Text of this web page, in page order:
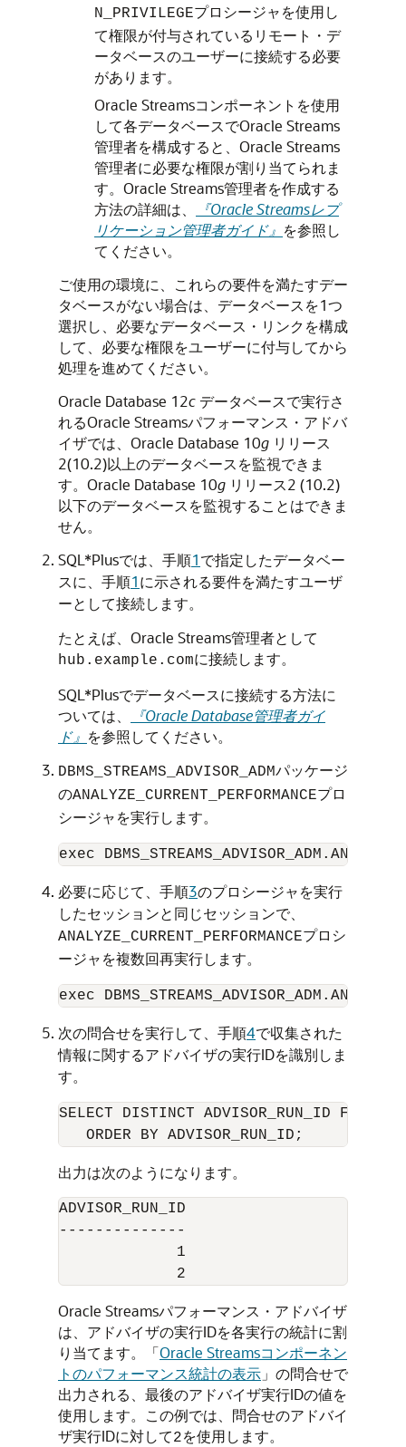
N_PRIVILEGEプロシージャを使用し
て権限が付与されているリモート・デ
ータベースのユーザーに接続する必要
があります。
Oracle Streamsコンポーネントを使用
して各データベースでOracle Streams
管理者を構成すると、Oracle Streams
管理者に必要な権限が割り当てられま
す。Oracle Streams管理者を作成する
方法の詳細は、
『Oracle Streamsレプ
リケーション管理者ガイド』 を参照し
てください。
ご使用の環境に、これらの要件を満たすデー
タベースがない場合は、データベースを1つ
選択し、必要なデータベース・リンクを構成
して、必要な権限をユーザーに付与してから
処理を進めてください。
Oracle Database 12c データベースで実行さ
れるOracle Streamsパフォーマンス・アドバ
イザでは、Oracle Database 10g リリース
2(10.2)以上のデータベースを監視できま
す。Oracle Database 10g リリース2 (10.2)
以下のデータベースを監視することはできま
せん。
SQL*Plusでは、手順1で指定したデータベー
スに、手順1に示される要件を満たすユーザ
ーとして接続します。
たとえば、Oracle Streams管理者として
hub.example.comに接続します。
SQL*Plusでデータベースに接続する方法に
ついては、
『Oracle Database管理者ガイ
ド』 を参照してください。
DBMS_STREAMS_ADVISOR_ADMパッケージ
のANALYZE_CURRENT_PERFORMANCEプロ
シージャを実行します。
必要に応じて、手順3のプロシージャを実行
したセッションと同じセッションで、
ANALYZE_CURRENT_PERFORMANCEプロシ
ージャを複数回再実行します。
次の問合せを実行して、手順4で収集された
情報に関するアドバイザの実行IDを識別しま
す。
SELECT DISTINCT ADVISOR_RUN_ID FROM
出力は次のようになります。
ADVISOR_RUN_ID
--------------
             1
Oracle Streamsパフォーマンス・アドバイザ
は、アドバイザの実行IDを各実行の統計に割
り当てます。
「Oracle Streamsコンポーネン
トのパフォーマンス統計の表示 」 の問合せで
出力される、最後のアドバイザ実行IDの値を
使用します。この例では、問合せのアドバイ
ザ実行IDに対して2を使用します。